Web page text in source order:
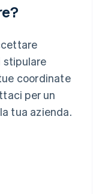
stipulare
coordinate
per un
tua azienda.